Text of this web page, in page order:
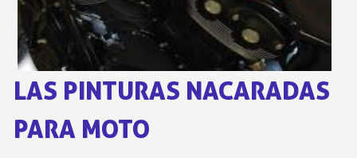
5 € de descuento
Cupón de 10 € por
Suscríbete al
Entrega en un
LAS PINTURAS NACARADAS
PARA MOTO